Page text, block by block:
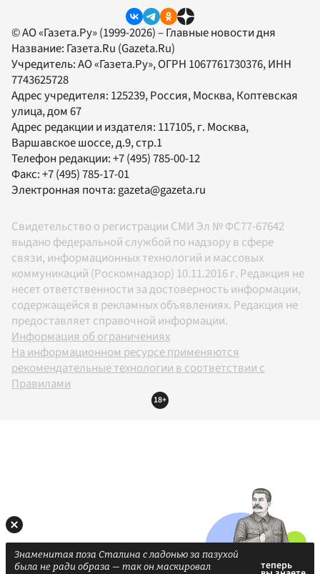
© АО «Газета.Ру» (1999-2026) – Главные новости дня
Название: Газета.Ru (Gazeta.Ru)
Учредитель:АО «Газета.Ру», ОГРН 1067761730376, ИНН
7743625728
Адрес учредителя: 125239, Россия, Москва, Коптевская
улица, дом 67
Адрес редакции и издателя: 117105, г. Москва,
Варшавское шоссе, д.9, стр.1
Телефон редакции:+7 (495) 785-00-12
Факс:+7 (495) 785-17-01
Электронная почта: gazeta@gazeta.ru
Свидетельство о регистрации СМИ Эл № ФС77-67642
выдано федеральной службой по надзору в сфере
связи, информационных технологий и массовых
коммуникаций (Роскомнадзор) 10.11.2016 г. Редакция не
несет ответственности за достоверность информации,
содержащейся в рекламных объявлениях. Редакция не
предоставляет справочной информации.
Информация об ограничениях
На информационном ресурсе применяются
рекомендательные технологии в соответствии с
Правилами
18+
Знаменитая поза Сталина с ладонью за пазухой
была не ради образа — так он маскировал